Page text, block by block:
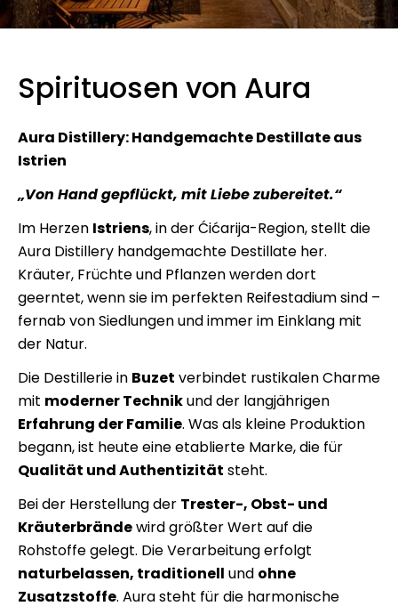
Spirituosen von Aura
Aura Distillery: Handgemachte Destillate aus
Istrien
„Von Hand gepflückt, mit Liebe zubereitet.“
Im Herzen Istriens, in der Ćićarija-Region, stellt die
Aura Distillery handgemachte Destillate her.
Kräuter, Früchte und Pflanzen werden dort
geerntet, wenn sie im perfekten Reifestadium sind –
fernab von Siedlungen und immer im Einklang mit
der Natur.
Die Destillerie in Buzet verbindet rustikalen Charme
mit moderner Technikund der langjährigen
Erfahrung der Familie. Was als kleine Produktion
begann, ist heute eine etablierte Marke, die für
Qualität und Authentizität steht.
Bei der Herstellung der Trester-, Obst- und
Kräuterbrändewird größter Wert auf die
Rohstoffe gelegt. Die Verarbeitung erfolgt
naturbelassen, traditionell und ohne
Zusatzstoffe. Aura steht für die harmonische